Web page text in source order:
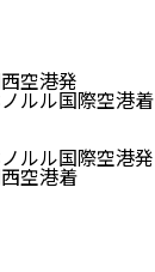
空港発
ルル国際空港着
ルル国際空港発
空港着